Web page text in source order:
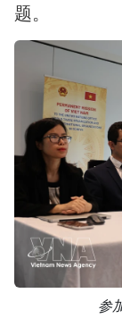
题。
参